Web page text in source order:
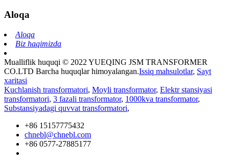
Aloqa
Aloqa
Biz haqimizda
Mualliflik huquqi © 2022 YUEQING JSM TRANSFORMER
CO.LTD Barcha huquqlar himoyalangan.Issiq mahsulotlar, Sayt
xaritasi
Kuchlanish transformatori, Moyli transformator, Elektr stansiyasi
transformatori, 3 fazali transformator, 1000kva transformator,
Substansiyadagi quvvat transformatori,
+86 15157775432
chnebl@chnebl.com
+86 0577-27885177